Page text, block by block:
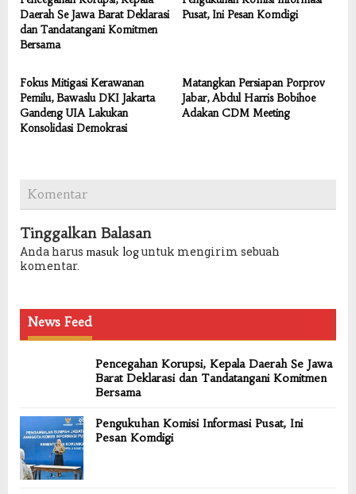
Daerah Se Jawa Barat Deklarasi
dan Tandatangani Komitmen
Bersama
Pusat, Ini Pesan Komdigi
Fokus Mitigasi Kerawanan
Pemilu, Bawaslu DKI Jakarta
Gandeng UIA Lakukan
Konsolidasi Demokrasi
Matangkan Persiapan Porprov
Jabar, Abdul Harris Bobihoe
Adakan CDM Meeting
Komentar
Tinggalkan Balasan
Anda harus masuk loguntuk mengirim sebuah
komentar.
News Feed
Pencegahan Korupsi, Kepala Daerah Se Jawa
Barat Deklarasi dan Tandatangani Komitmen
Bersama
Pengukuhan Komisi Informasi Pusat, Ini
Pesan Komdigi